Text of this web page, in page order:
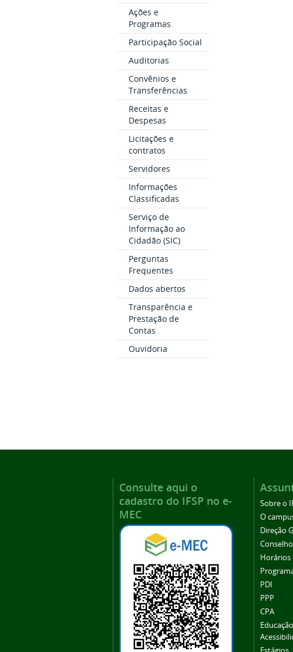
Ações e
Programas
Participação Social
Auditorias
Convênios e
Transferências
Receitas e
Despesas
Licitações e
contratos
Servidores
Informações
Classificadas
Serviço de
Informação ao
Cidadão (SIC)
Perguntas
Frequentes
Dados abertos
Transparência e
Prestação de
Contas
Ouvidoria
Consulte aqui o
cadastro do IFSP no e-
MEC
Sobre o
O
Direção
PDI
PPP
CPA